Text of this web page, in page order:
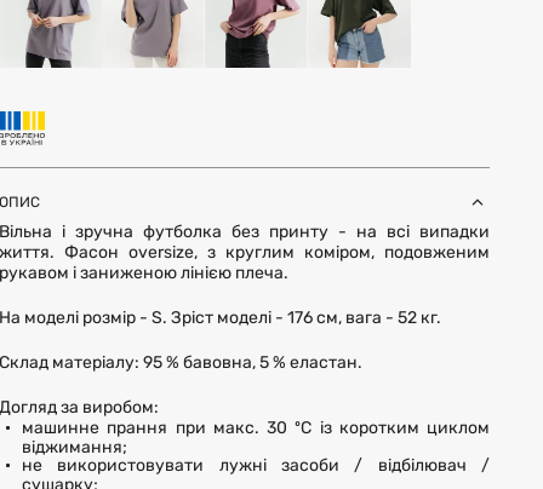
ОПИС
Вільна і зручна футболка без принту - на всі випадки
життя. Фасон oversize, з круглим коміром, подовженим
рукавом і заниженою лінією плеча.
На моделі розмір - S. Зріст моделі - 176 см, вага - 52 кг.
Склад матеріалу: 95 % бавовна, 5 % еластан.
Догляд за виробом:
машинне прання при макс. 30 ºC із коротким циклом
віджимання;
не використовувати лужні засоби / відбілювач /